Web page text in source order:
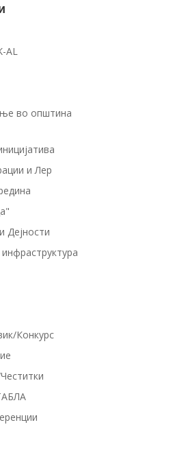
AL
во општина
и Лер
Дејности
Конкурс